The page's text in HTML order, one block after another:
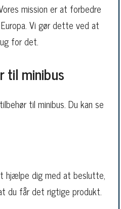
mission er at forbedre
Vi gør dette ved at
for det.
til minibus
til minibus. Du kan se
hjælpe dig med at beslutte,
du får det rigtige produkt.